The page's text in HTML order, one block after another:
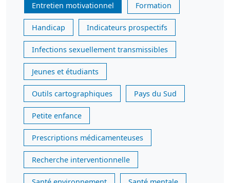
Entretien motivationnel Formation
Handicap Indicateurs prospectifs
Infections sexuellement transmissibles
Jeunes et étudiants
Outils cartographiques Pays du Sud
Petite enfance
Prescriptions médicamenteuses
Recherche interventionnelle